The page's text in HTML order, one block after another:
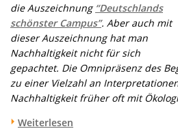
die Auszeichnung “Deutschlands
schönster Campus”. Aber auch mit
dieser Auszeichnung hat man
Nachhaltigkeit nicht für sich
gepachtet. Die Omnipräsenz des
zu einer Vielzahl an
Nachhaltigkeit früher oft mit
Weiterlesen